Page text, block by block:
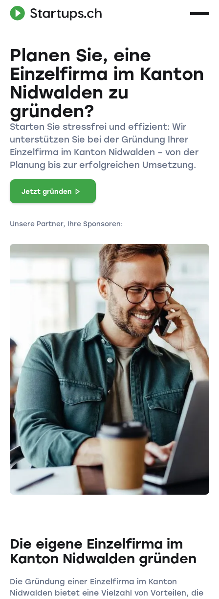
Planen Sie, eine
Einzelfirma im Kanton
Nidwalden zu
gründen?
Starten Sie stressfrei und effizient: Wir
unterstützen Sie bei der Gründung Ihrer
Einzelfirma im Kanton Nidwalden – von der
Planung bis zur erfolgreichen Umsetzung.
Jetzt gründen
Unsere Partner, Ihre Sponsoren:
Die eigene Einzelfirma im
Kanton Nidwalden gründen
Die Gründung einer Einzelfirma im Kanton
Nidwalden bietet eine Vielzahl von Vorteilen, die